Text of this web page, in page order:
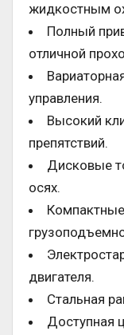
жидкостным
Полный
отличной
управления.
Высокий
препятствий.
Дисковые
осях.
двигателя.
Стальная
Доступная